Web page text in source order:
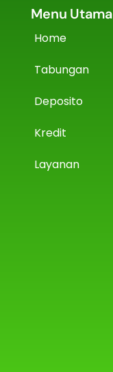
Menu Utama
Home
Tabungan
Deposito
Kredit
Layanan